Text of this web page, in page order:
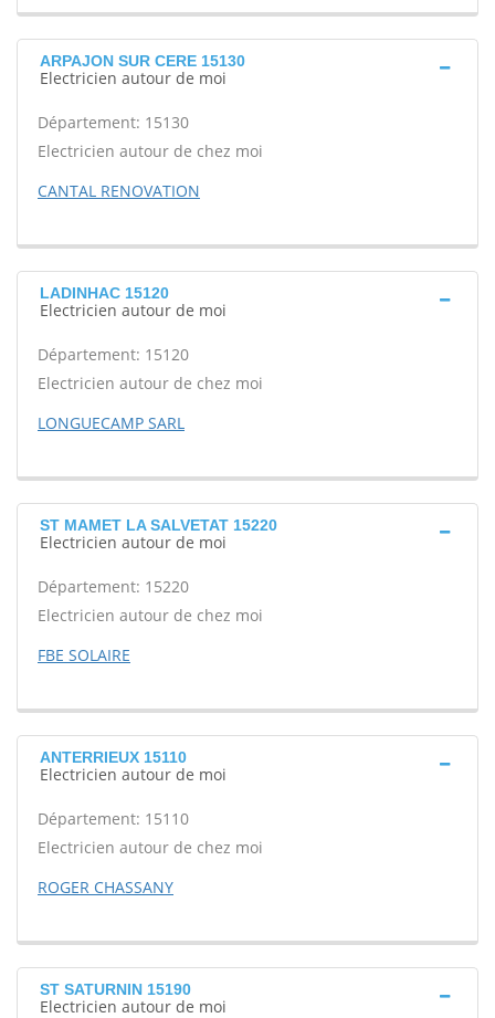
ARPAJON SUR CERE 15130
Electricien autour de moi
Département: 15130
Electricien autour de chez moi
CANTAL RENOVATION
LADINHAC 15120
Electricien autour de moi
Département: 15120
Electricien autour de chez moi
LONGUECAMP SARL
ST MAMET LA SALVETAT 15220
Electricien autour de moi
Département: 15220
Electricien autour de chez moi
FBE SOLAIRE
ANTERRIEUX 15110
Electricien autour de moi
Département: 15110
Electricien autour de chez moi
ROGER CHASSANY
ST SATURNIN 15190
Electricien autour de moi